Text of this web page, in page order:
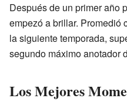
Después de un primer año
empezó a brillar. Promedió
la siguiente temporada,
segundo máximo anotador
Los Mejores